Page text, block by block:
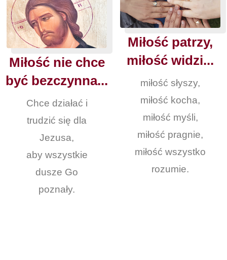
Miłość nie chce
być bezczynna...
Chce działać i
trudzić się dla
Jezusa,
aby wszystkie
dusze Go
poznały.
Miłość patrzy,
miłość widzi...
miłość słyszy,
miłość kocha,
miłość myśli,
miłość pragnie,
miłość wszystko
rozumie.